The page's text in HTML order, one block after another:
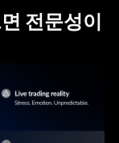
전문성이